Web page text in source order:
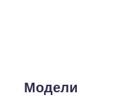
Модели